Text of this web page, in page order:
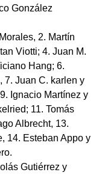
González
2. Martín
Viotti; 4. Juan M.
Hang; 6.
7. Juan C. karlen y
Ignacio Martínez y
11. Tomás
Albrecht, 13.
14. Esteban Appo y
Gutiérrez y